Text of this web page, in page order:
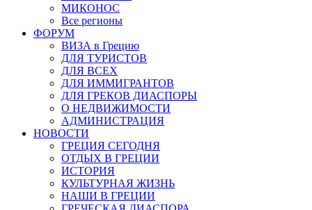
МИКОНОС
Все регионы
ФОРУМ
ВИЗА в Грецию
ДЛЯ ТУРИСТОВ
ДЛЯ ВСЕХ
ДЛЯ ИММИГРАНТОВ
ДЛЯ ГРЕКОВ ДИАСПОРЫ
О НЕДВИЖИМОСТИ
АДМИНИСТРАЦИЯ
НОВОСТИ
ГРЕЦИЯ СЕГОДНЯ
ОТДЫХ В ГРЕЦИИ
ИСТОРИЯ
КУЛЬТУРНАЯ ЖИЗНЬ
НАШИ В ГРЕЦИИ